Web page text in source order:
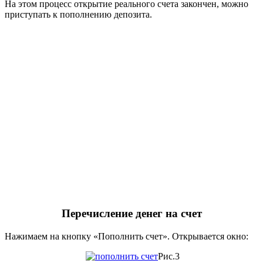
На этом процесс открытие реального счета закончен, можно
приступать к пополнению депозита.
Перечисление денег на счет
Нажимаем на кнопку «Пополнить счет». Открывается окно:
Рис.3